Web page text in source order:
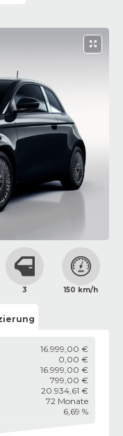
3 150 km/h
16.999,00 €
0,00 €
16.999,00 €
799,00 €
20.934,61 €
72 Monate
6,69 %